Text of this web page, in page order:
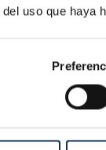
uso que haya